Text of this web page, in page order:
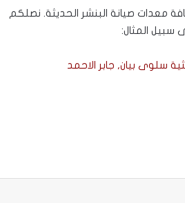
معدات صيانة البنشر الحديثة. نصلكم
سبيل المثال:
سلوى بيان, جابر الاحمد